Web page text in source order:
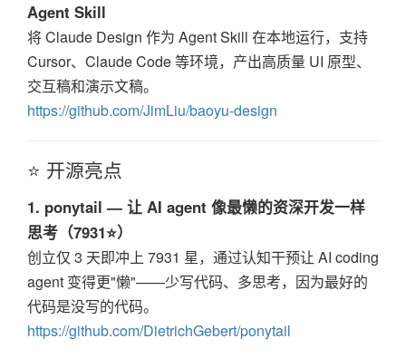
Agent Skill
将 Claude Design 作为 Agent Skill 在本地运行，支持
Cursor、Claude Code 等环境，产出高质量 UI 原型、
交互稿和演示文稿。
https://github.com/JimLiu/baoyu-design
⭐ 开源亮点
1. ponytail — 让 AI agent 像最懒的资深开发一样
思考（7931⭐）
创立仅 3 天即冲上 7931 星，通过认知干预让 AI coding
agent 变得更"懒"——少写代码、多思考，因为最好的
代码是没写的代码。
https://github.com/DietrichGebert/ponytail